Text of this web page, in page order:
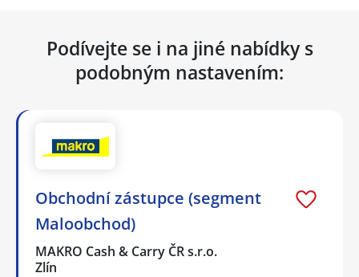
Podívejte se i na jiné nabídky s
podobným nastavením:
Obchodní zástupce (segment
Maloobchod)
MAKRO Cash & Carry ČR s.r.o.
Zlín